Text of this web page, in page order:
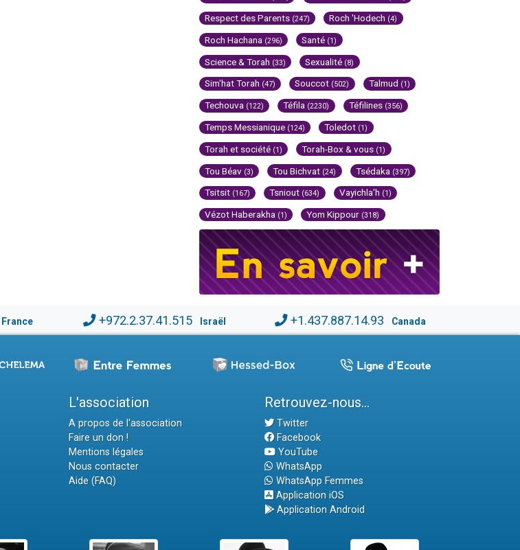
Respect des Parents (247) Roch 'Hodech (4)
Roch Hachana (296) Santé (1)
Science & Torah (33) Sexualité (8)
Sim'hat Torah (47) Souccot (502) Talmud (1)
Techouva (122) Téfila (2230) Téfilines (356)
Temps Messianique (124) Toledot (1)
Torah et société (1) Torah-Box & vous (1)
Tou Béav (3) Tou Bichvat (24) Tsédaka (397)
Tsitsit (167) Tsniout (634) Vayichla'h (1)
Vézot Haberakha (1) Yom Kippour (318)
France +972.2.37.41.515 Israël +1.437.887.14.93 Canada
L'association
A propos de l'association
Faire un don !
Mentions légales
Nous contacter
Aide (FAQ)
Retrouvez-nous...
Twitter
Facebook
YouTube
WhatsApp
WhatsApp Femmes
Application iOS
Application Android